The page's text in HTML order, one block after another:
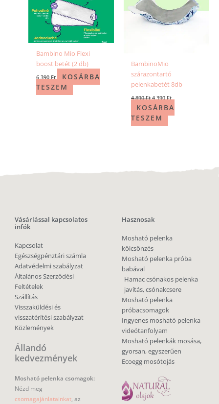
Bambino Mio Flexi
boost betét (2 db)
6 390Ft
KOSÁRBA
TESZEM
BambinoMio
szárazontartó
pelenkabetét 8db
4 890Ft 4 390Ft
KOSÁRBA
TESZEM
Vásárlással kapcsolatos
infók
Kapcsolat
Egészségpénztári számla
Adatvédelmi szabályzat
Általános Szerződési
Feltételek
Szállítás
Visszaküldési és
visszatérítési szabályzat
Közlemények
Állandó
kedvezmények
Mosható pelenka csomagok:
Nézd meg
csomagajánlatainkat, az
Hasznosak
Mosható pelenka
kölcsönzés
Mosható pelenka próba
babával
Hamac csónakos pelenka
javítás, csónakcsere
Mosható pelenka
próbacsomagok
Ingyenes mosható pelenka
videótanfolyam
Mosható pelenkák mosása,
gyorsan, egyszerűen
Ecoegg mosótojás